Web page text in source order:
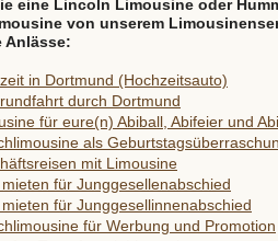
eine Lincoln Limousine oder
von unserem
Anlässe:
in Dortmund (Hochzeitsauto)
durch Dortmund
für eure(n) Abiball, Abifeier und
als
mit Limousine
für Junggesellenabschied
für Junggesellinnenabschied
für Werbung und Promotion